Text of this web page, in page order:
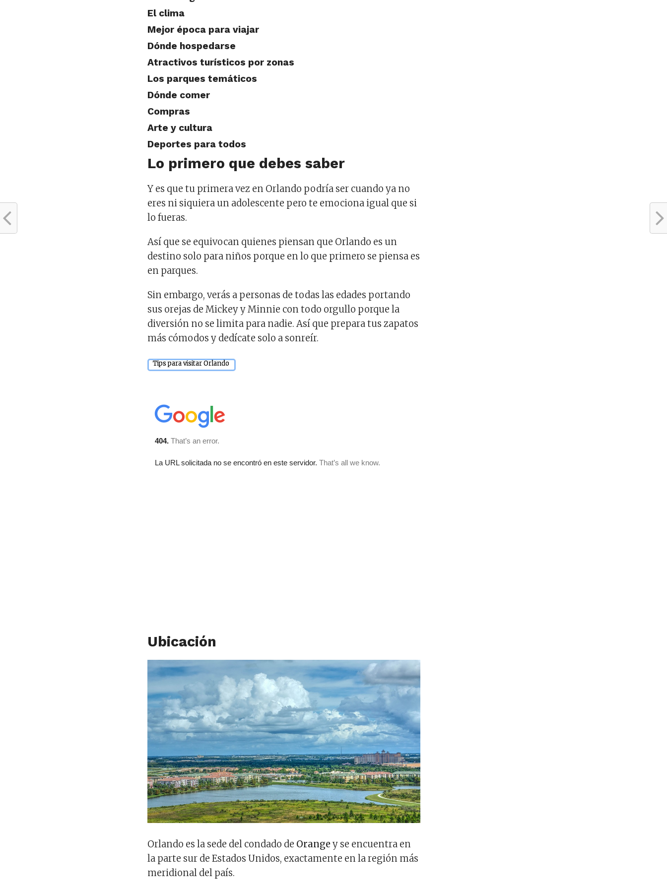
El clima
Mejor época para viajar
Dónde hospedarse
Atractivos turísticos por zonas
Los parques temáticos
Dónde comer
Compras
Arte y cultura
Deportes para todos
Lo primero que debes saber
Y es que tu primera vez en Orlando podría ser cuando ya no
eres ni siquiera un adolescente pero te emociona igual que si
lo fueras.
Así que se equivocan quienes piensan que Orlando es un
destino solo para niños porque en lo que primero se piensa es
en parques.
Sin embargo, verás a personas de todas las edades portando
sus orejas de Mickey y Minnie con todo orgullo porque la
diversión no se limita para nadie. Así que prepara tus zapatos
más cómodos y dedícate solo a sonreír.
Tips para visitar Orlando
Ubicación
Orlando es la sede del condado de Orangey se encuentra en
la parte sur de Estados Unidos, exactamente en la región más
meridional del país.